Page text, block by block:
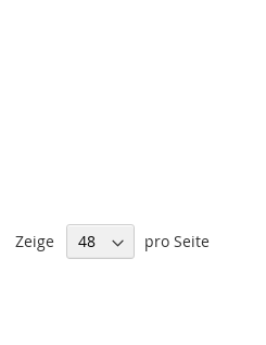
Zeige
pro Seite